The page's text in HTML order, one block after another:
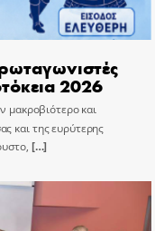
2026
μακροβιότερο και
και της ευρύτερης
[…]